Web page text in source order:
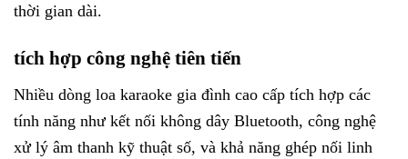
thời gian dài.
tích hợp công nghệ tiên tiến
Nhiều dòng loa karaoke gia đình cao cấp tích hợp các
tính năng như kết nối không dây Bluetooth, công nghệ
xử lý âm thanh kỹ thuật số, và khả năng ghép nối linh